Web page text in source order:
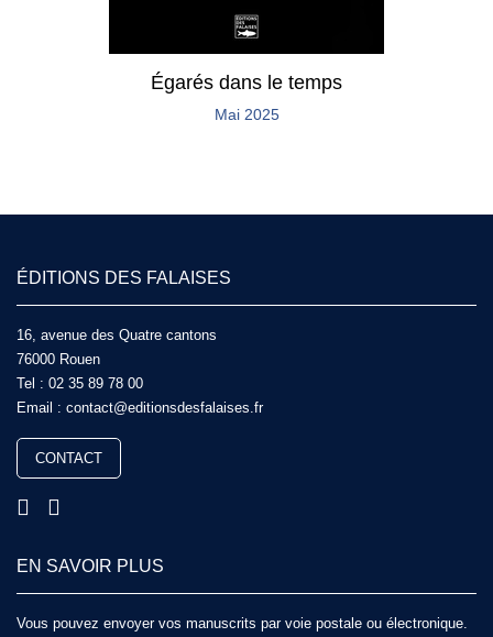
Égarés dans le temps
Mai 2025
ÉDITIONS DES FALAISES
16, avenue des Quatre cantons
76000 Rouen
Tel : 02 35 89 78 00
Email : contact@editionsdesfalaises.fr
CONTACT
EN SAVOIR PLUS
Vous pouvez envoyer vos manuscrits par voie postale ou électronique.